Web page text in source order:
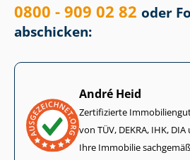
0800 - 909 02 82 oder
abschicken:
André Heid
Zertifizierte
von TÜV, DEKRA, IHK,
Ihre Immobilie